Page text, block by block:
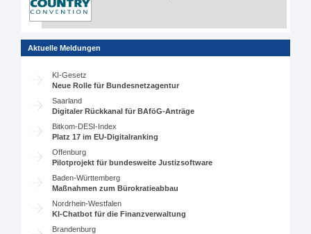
Aktuelle Meldungen
KI-Gesetz
Neue Rolle für Bundesnetzagentur
Saarland
Digitaler Rückkanal für BAföG-Anträge
Bitkom-DESI-Index
Platz 17 im EU-Digitalranking
Offenburg
Pilotprojekt für bundesweite Justizsoftware
Baden-Württemberg
Maßnahmen zum Bürokratieabbau
Nordrhein-Westfalen
KI-Chatbot für die Finanzverwaltung
Brandenburg